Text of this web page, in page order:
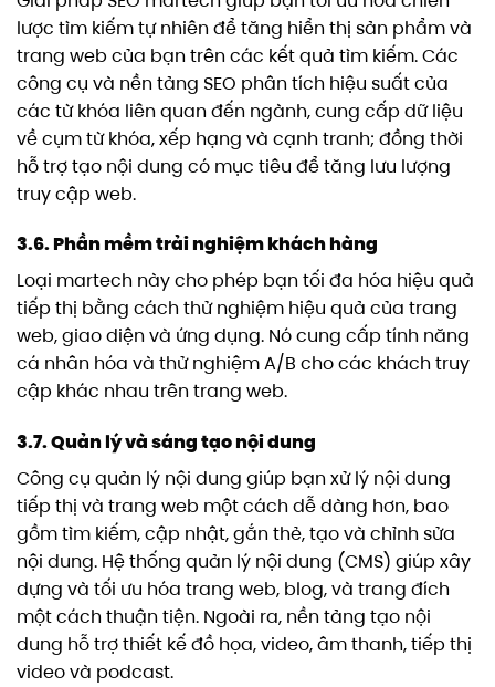
lược tìm kiếm tự nhiên để tăng hiển thị sản phẩm và
trang web của bạn trên các kết quả tìm kiếm. Các
công cụ và nền tảng SEO phân tích hiệu suất của
các từ khóa liên quan đến ngành, cung cấp dữ liệu
về cụm từ khóa, xếp hạng và cạnh tranh; đồng thời
hỗ trợ tạo nội dung có mục tiêu để tăng lưu lượng
truy cập web.
3.6. Phần mềm trải nghiệm khách hàng
Loại martech này cho phép bạn tối đa hóa hiệu quả
tiếp thị bằng cách thử nghiệm hiệu quả của trang
web, giao diện và ứng dụng. Nó cung cấp tính năng
cá nhân hóa và thử nghiệm A/B cho các khách truy
cập khác nhau trên trang web.
3.7. Quản lý và sáng tạo nội dung
Công cụ quản lý nội dung giúp bạn xử lý nội dung
tiếp thị và trang web một cách dễ dàng hơn, bao
gồm tìm kiếm, cập nhật, gắn thẻ, tạo và chỉnh sửa
nội dung. Hệ thống quản lý nội dung (CMS) giúp xây
dựng và tối ưu hóa trang web, blog, và trang đích
một cách thuận tiện. Ngoài ra, nền tảng tạo nội
dung hỗ trợ thiết kế đồ họa, video, âm thanh, tiếp thị
video và podcast.